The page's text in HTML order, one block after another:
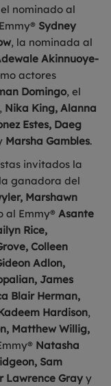
el nominado al
Sydney
, la nominada al
Akinnuoye-
actores
Domingo, el
, Nika King, Alanna
Estes, Daeg
Marsha Gambles.
invitados la
ganadora del
Marshawn
al Emmy® Asante
Rice,
Colleen
Adlon,
James
Blair Herman,
Hardison,
Matthew Willig,
Natasha
Sam
Lawrence Gray y